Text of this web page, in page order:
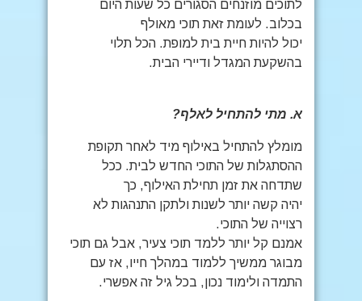
לתוכים מוזנחים הסגורים כל שעות היום
בכלוב. לעומת זאת תוכי מאולף
יכול להיות חיית בית למופת. הכל תלוי
בהשקעת המגדל ודיירי הבית.
א. מתי להתחיל לאלף?
מומלץ להתחיל באילוף מיד לאחר תקופת
ההסתגלות של התוכי החדש לבית. ככל
שתדחה את זמן תחילת האילוף, כך
יהיה קשה יותר לשנות ולתקן התנהגות לא
רצוייה של התוכי.
אמנם קל יותר ללמד תוכי צעיר, אבל גם תוכי
מבוגר ממשיך ללמוד במהלך חייו, אז עם
התמדה ולימוד נכון, בכל גיל זה אפשרי.